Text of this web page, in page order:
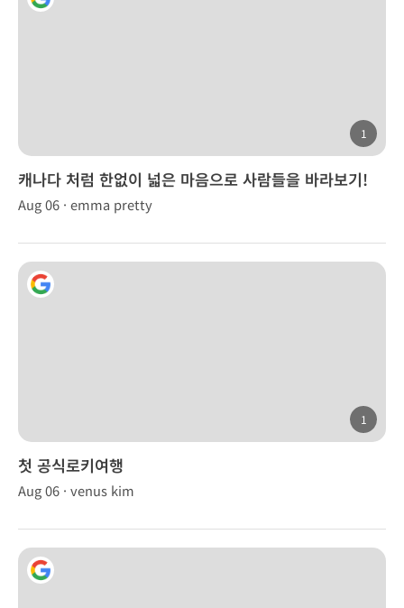
1
캐나다 처럼 한없이 넓은 마음으로 사람들을 바라보기!
Aug 06 · emma pretty
1
첫 공식로키여행
Aug 06 · venus kim